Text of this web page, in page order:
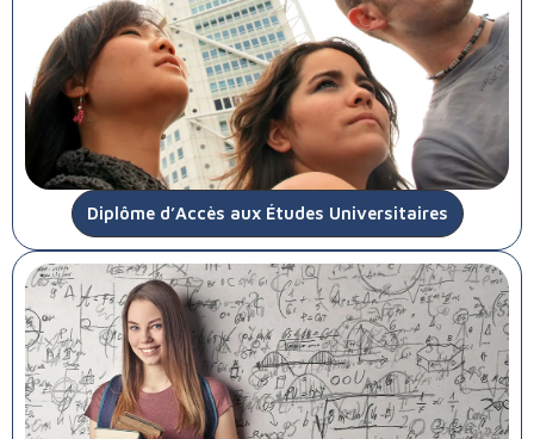
Diplôme d’Accès aux Études Universitaires